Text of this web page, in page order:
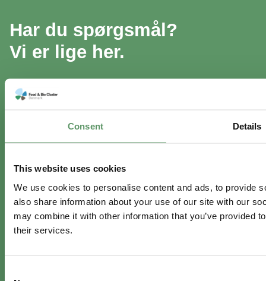
Consent Details
This website uses cookies
We use cookies to personalise content and ads, to provide
also share information about your use of our site with our
may combine it with other information that you’ve provided
their services.
Har du spørgsmål?
Vi er lige her.
+45 8999 2500
In English
Visitfoodbiocluster.com